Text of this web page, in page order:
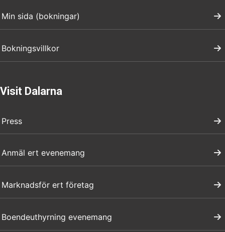
Min sida (bokningar)
Bokningsvillkor
Visit Dalarna
Press
Anmäl ert evenemang
Marknadsför ert företag
Boendeuthyrning evenemang